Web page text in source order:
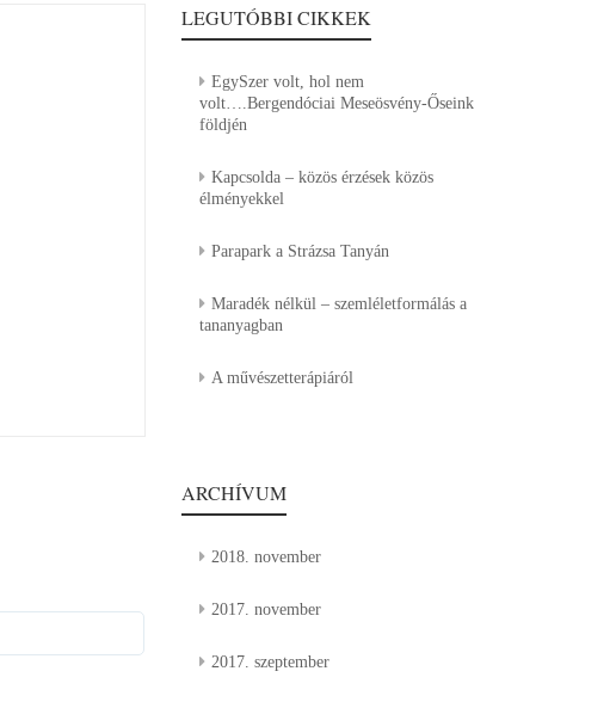
LEGUTÓBBI CIKKEK
EgySzer volt, hol nem
volt….Bergendóciai Meseösvény-Őseink
földjén
Kapcsolda – közös érzések közös
élményekkel
Parapark a Strázsa Tanyán
Maradék nélkül – szemléletformálás a
tananyagban
A művészetterápiáról
ARCHÍVUM
2018. november
2017. november
2017. szeptember